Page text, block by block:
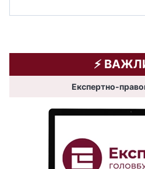
⚡️
Експертно-